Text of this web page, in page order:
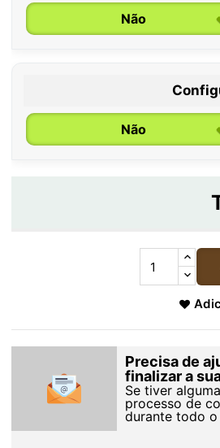
Não
Não
Precisa de
finalizar a
Se tiver
processo de
durante todo o